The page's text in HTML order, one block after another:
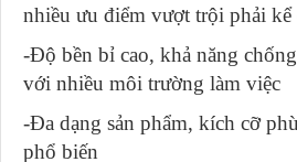
nhiều ưu điểm vượt trội phải kể
-Độ bền bỉ cao, khả năng
với nhiều môi trường làm việc
-Đa dạng sản phẩm, kích cỡ
phổ biến